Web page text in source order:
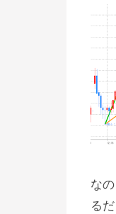
な
る